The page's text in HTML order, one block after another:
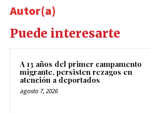
Autor(a)
Puede interesarte
A 13 años del primer campamento
migrante, persisten rezagos en
atención a deportados
agosto 7, 2026